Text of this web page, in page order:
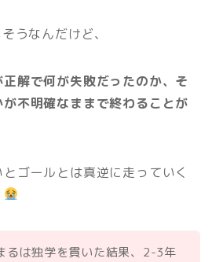
うなんだけど、
解で何が失敗だったのか、そ
不明確なままで終わることが
ゴールとは真逆に走っていく
るは独学を貫いた結果、2-3年